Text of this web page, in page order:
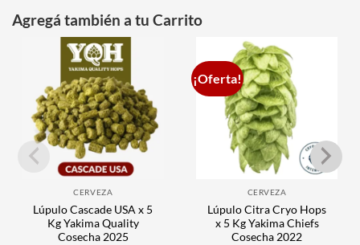
Agregá también a tu Carrito
CERVEZA
Lúpulo Cascade USA x 5
Kg Yakima Quality
Cosecha 2025
¡Oferta!
CERVEZA
Lúpulo Citra Cryo Hops
x 5 Kg Yakima Chiefs
Cosecha 2022